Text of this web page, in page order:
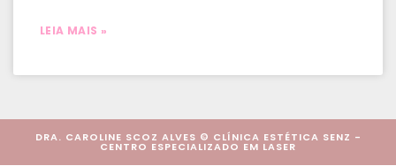
LEIA MAIS »
DRA. CAROLINE SCOZ ALVES © CLÍNICA ESTÉTICA SENZ -
CENTRO ESPECIALIZADO EM LASER